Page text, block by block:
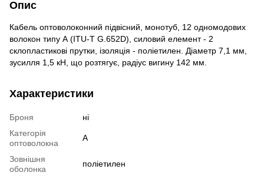
Опис
Кабель оптоволоконний підвісний, монотуб, 12 одномодових
волокон типу А (ITU-T G.652D), силовий елемент - 2
склопластикові прутки, ізоляція - поліетилен. Діаметр 7,1 мм,
зусилля 1,5 кН, що розтягує, радіус вигину 142 мм.
Характеристики
Броня
ні
Категорія
оптоволокна
А
Зовнішня
оболонка
поліетилен